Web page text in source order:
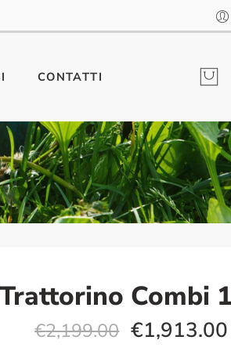
CONTATTI
Trattorino Combi
€2,199.00 €1,913.00